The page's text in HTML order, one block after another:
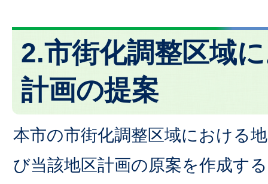
2.市街化調整区域
計画の提案
本市の市街化調整区域における
び当該地区計画の原案を作成す